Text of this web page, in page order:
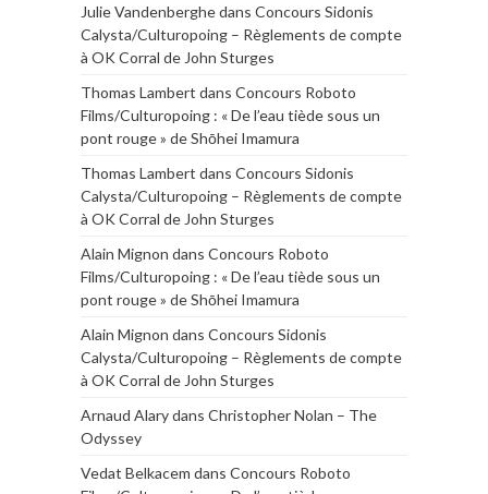
Julie Vandenberghedans Concours Sidonis
Calysta/Culturopoing – Règlements de compte
à OK Corral de John Sturges
Thomas Lambert dans Concours Roboto
Films/Culturopoing : « De l’eau tiède sous un
pont rouge » de Shōhei Imamura
Thomas Lambert dans Concours Sidonis
Calysta/Culturopoing – Règlements de compte
à OK Corral de John Sturges
Alain Mignon dans Concours Roboto
Films/Culturopoing : « De l’eau tiède sous un
pont rouge » de Shōhei Imamura
Alain Mignon dans Concours Sidonis
Calysta/Culturopoing – Règlements de compte
à OK Corral de John Sturges
Arnaud Alarydans Christopher Nolan – The
Odyssey
Vedat Belkacem dans Concours Roboto